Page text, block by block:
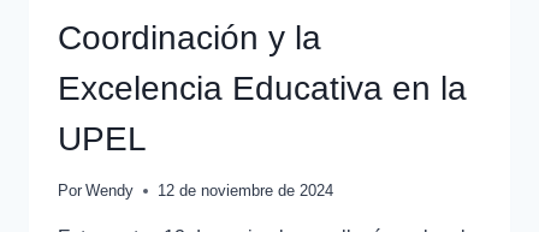
Coordinación y la
Excelencia Educativa en la
UPEL
Por Wendy 12 de noviembre de 2024